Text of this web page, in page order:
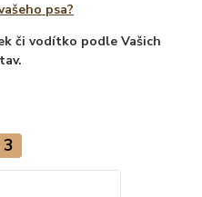
psa?
či vodítko podle Vašich
3